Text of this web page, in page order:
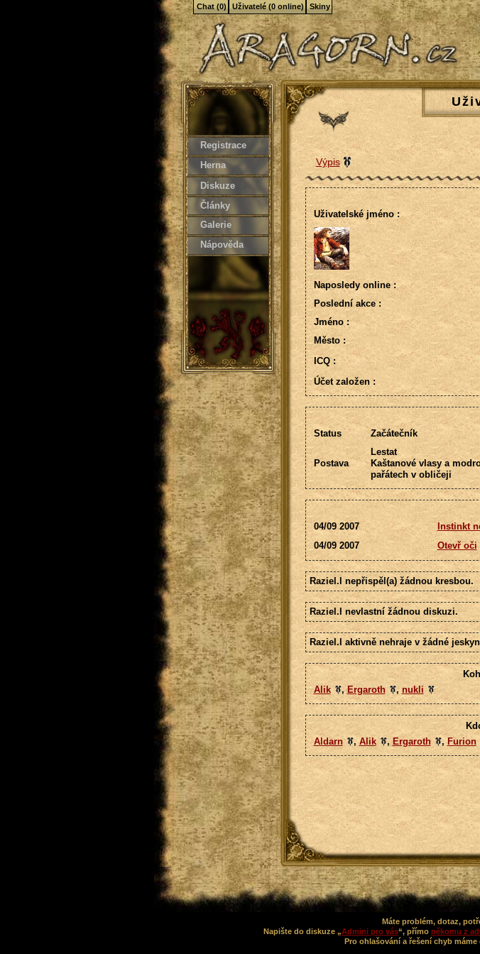
Registrace
Herna
Diskuze
Články
Galerie
Nápověda
Výpis
Uživatelské jméno :
Naposledy online :
Poslední akce :
Jméno :
Město :
ICQ :
Účet založen :
Status
Začátečník
Postava
Lestat
Kaštanové vlasy a
pařátech v obličeji
04/09 2007
Instinkt
04/09 2007
Otevř oči
Raziel.l nepřispěl(a) žádnou kresbou.
Raziel.l nevlastní žádnou diskuzi.
Raziel.l aktivně nehraje v žádné
Alik
,Ergaroth , nukli
Aldarn
, Alik , Ergaroth , Furion
Máte problém, dotaz,
Napište do diskuze „Admini pro vás“, přímo někomu z
Pro ohlašování a řešení chyb máme
Chat (0) Uživatelé (0 online) Skiny